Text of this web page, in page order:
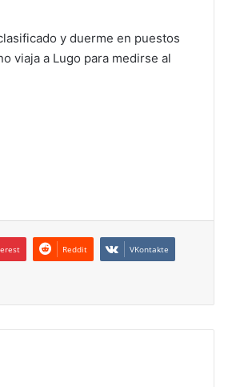
y duerme en puestos
viaja a Lugo para medirse al
Reddit VKontakte